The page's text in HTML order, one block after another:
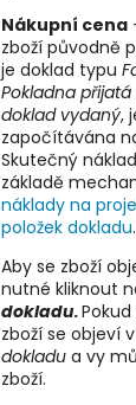
Nákupní cena
zboží původně
je doklad typu
Pokladna přijatá
doklad vydaný,
započítávána
Skutečný
základě
náklady na
položek dokladu.
Aby se zboží
nutné kliknout
dokladu.
zboží se objeví
dokladu a vy
zboží.